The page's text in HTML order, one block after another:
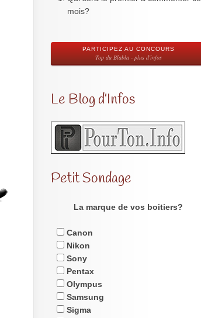
mois?
PARTICIPEZ AU CONCOURS
Top du Blabla - plus d'infos
Le Blog d’Infos
Petit Sondage
La marque de vos boitiers?
Canon
Nikon
Sony
Pentax
Olympus
Samsung
Sigma